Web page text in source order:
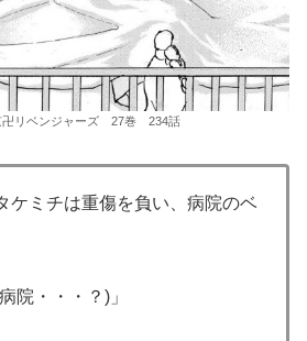
卍リベンジャーズ 27巻 234話
ケミチは重傷を負い、病院のベ
院・・・？)」